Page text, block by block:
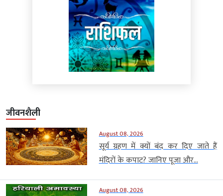
जीवनशैली
August 08, 2026
सूर्य ग्रहण में क्यों बंद कर दिए जाते हैं
मंदिरों के कपाट? जानिए पूजा और...
August 08, 2026